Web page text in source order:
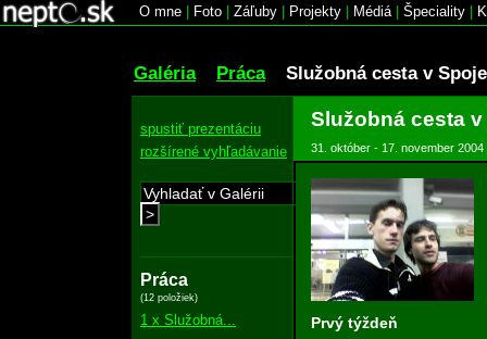
O mne Foto Záľuby Projekty Médiá| Špeciality
Galéria Práca Služobná cesta v
spustiť prezentáciu
rozšírené vyhľadávanie
>
Práca
(12 položiek)
1 x Služobná...
Služobná cesta
31. október - 17. november 2004
Prvý týždeň